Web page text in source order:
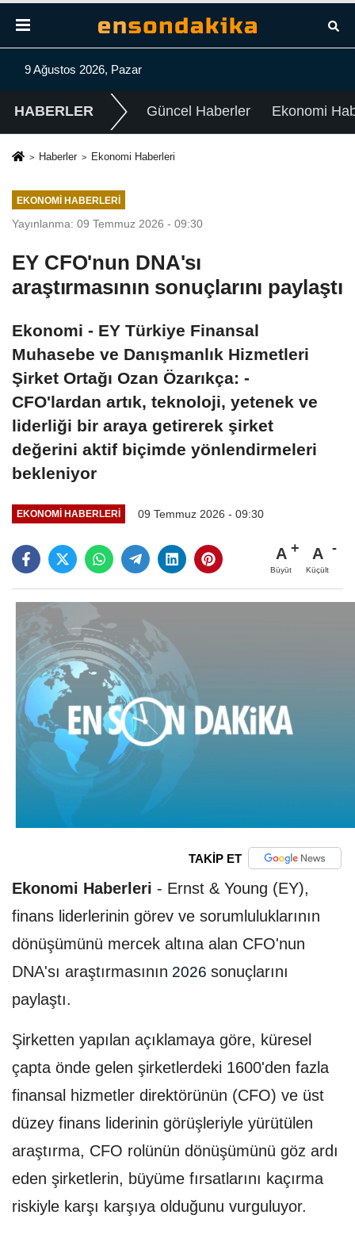
9 Ağustos 2026, Pazar
HABERLER Güncel Haberler Ekonomi
Haberler Ekonomi Haberleri
EKONOMI HABERLERI
Yayınlanma: 09 Temmuz 2026 - 09:30
EY CFO'nun DNA'sı
araştırmasının sonuçlarını paylaştı
Ekonomi - EY Türkiye Finansal
Muhasebe ve Danışmanlık Hizmetleri
Şirket Ortağı Ozan Özarıkça: -
CFO'lardan artık, teknoloji, yetenek ve
liderliği bir araya getirerek şirket
değerini aktif biçimde yönlendirmeleri
bekleniyor
EKONOMI HABERLERI 09 Temmuz 2026 - 09:30
A
Büyüt
A
Küçült
TAKİP ET
Ekonomi Haberleri - Ernst & Young (EY),
finans liderlerinin görev ve sorumluluklarının
dönüşümünü mercek altına alan CFO'nun
DNA'sı araştırmasının 2026 sonuçlarını
paylaştı.
Şirketten yapılan açıklamaya göre, küresel
çapta önde gelen şirketlerdeki 1600'den fazla
finansal hizmetler direktörünün (CFO) ve üst
düzey finans liderinin görüşleriyle yürütülen
araştırma, CFO rolünün dönüşümünü göz ardı
eden şirketlerin, büyüme fırsatlarını kaçırma
riskiyle karşı karşıya olduğunu vurguluyor.